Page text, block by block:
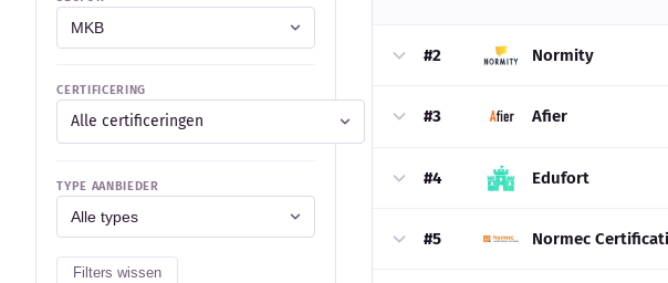
CERTIFICERING
Alle certificeringen
TYPE AANBIEDER
Filters wissen
#2 Normity
#3 Afier
#4 Edufort
#5 Normec